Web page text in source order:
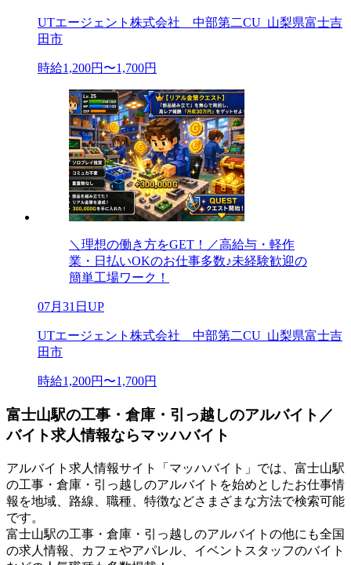
UTエージェント株式会社 中部第二CU_山梨県富士吉
田市
時給1,200円〜1,700円
＼理想の働き方をGET！／高給与・軽作
業・日払いOKのお仕事多数♪未経験歓迎の
簡単工場ワーク！
07月31日UP
UTエージェント株式会社 中部第二CU_山梨県富士吉
田市
時給1,200円〜1,700円
富士山駅の工事・倉庫・引っ越しのアルバイト／
バイト求人情報ならマッハバイト
アルバイト求人情報サイト「マッハバイト」では、富士山駅
の工事・倉庫・引っ越しのアルバイトを始めとしたお仕事情
報を地域、路線、職種、特徴などさまざまな方法で検索可能
です。
富士山駅の工事・倉庫・引っ越しのアルバイトの他にも全国
の求人情報、カフェやアパレル、イベントスタッフのバイト